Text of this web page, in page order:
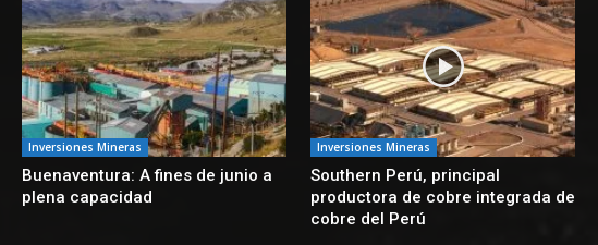
Inversiones Mineras
Buenaventura: A fines de junio a
plena capacidad
Inversiones Mineras
Southern Perú, principal
productora de cobre integrada de
cobre del Perú